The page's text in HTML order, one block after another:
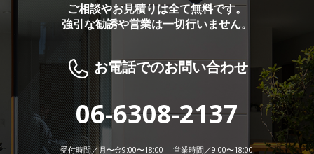
ご相談やお見積りは全て無料です。
強引な勧誘や営業は一切行いません。
お電話でのお問い合わせ
06-6308-2137
受付時間／月〜金9:00〜18:00 営業時間／9:00〜18:00